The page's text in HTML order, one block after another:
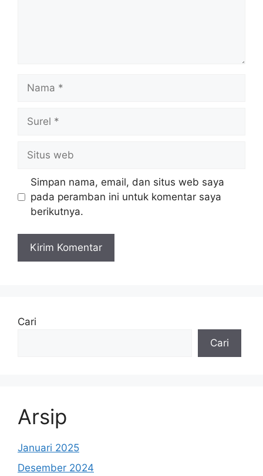
web
Simpan nama, email, dan situs web saya
pada peramban ini untuk komentar saya
berikutnya.
Cari
Cari
Arsip
Januari 2025
Desember 2024